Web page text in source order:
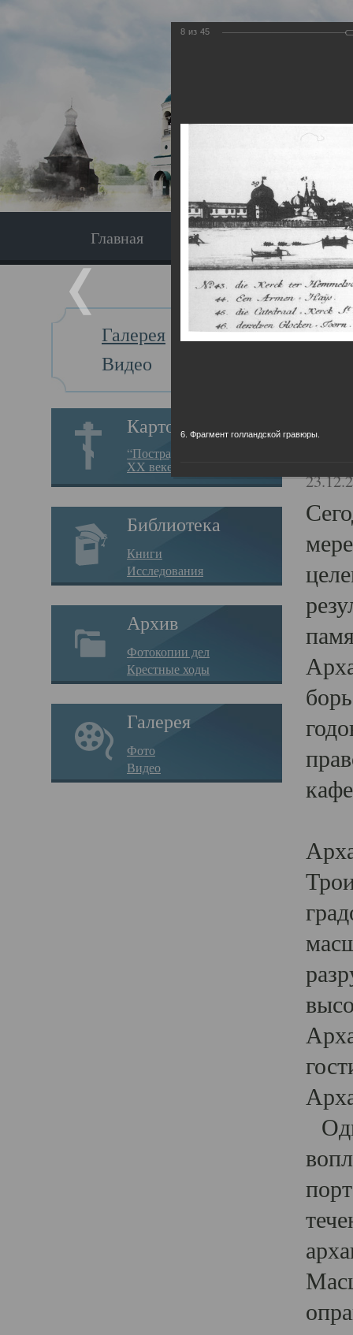
Главная Экскурсия
Галерея
Видео
Картотека
“Пострадавшие за веру в
XX веке на Севере”
Библиотека
Книги
Исследования
Архив
Фотокопии дел
Крестные ходы
Галерея
Фото
Видео
Главная
8 из 45
6. Фрагмент голландской гравюры.